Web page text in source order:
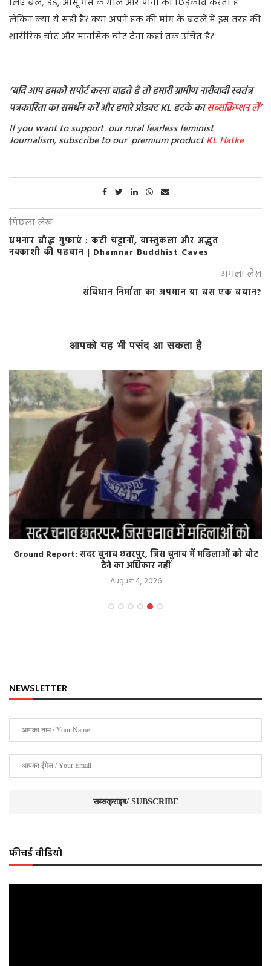
लेकिन क्या ये सही है? क्या अपने हक की मांग के बदले में इस तरह की
शारीरिक चोट और मानसिक चोट देना कहां तक उचित है?
‘यदि आप हमको सपोर्ट करना चाहते है तो हमारी ग्रामीण नारीवादी स्वतंत्र
पत्रकारिता का समर्थन करें और हमारे प्रोडक्ट KL हटके कासब्सक्रिप्शनलें’
If you want to support our rural fearless feminist
Journalism, subscribe to our premium productKL Hatke
पिछला लेख
धमनार बौद्ध गुफ़ाएं : कटी चट्टानों, वास्तुकला और अद्भुत
नक्काशी की पहचान | Dhamnar Buddhist Caves
अगला लेख
संविधान निर्माता का अपमान या बस एक बयान?
आपको यह भी पसंद आ सकता है
Ground Report: सदर चुनाव छतरपुर, जिस चुनाव में महिलाओं को वोट
देने का अधिकार नहीं
August 4, 2026
NEWSLETTER
फीचर्ड वीडियो